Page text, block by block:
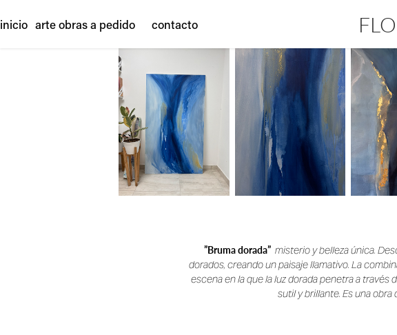
inicio arteobras a pedido contacto
”Bruma dorada” misterio y belleza única.
dorados, creando un paisaje llamativo. La
escena en la que la luz dorada penetra a
sutil y brillante. Es una